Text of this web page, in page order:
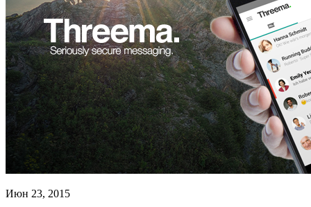
Июн 23, 2015